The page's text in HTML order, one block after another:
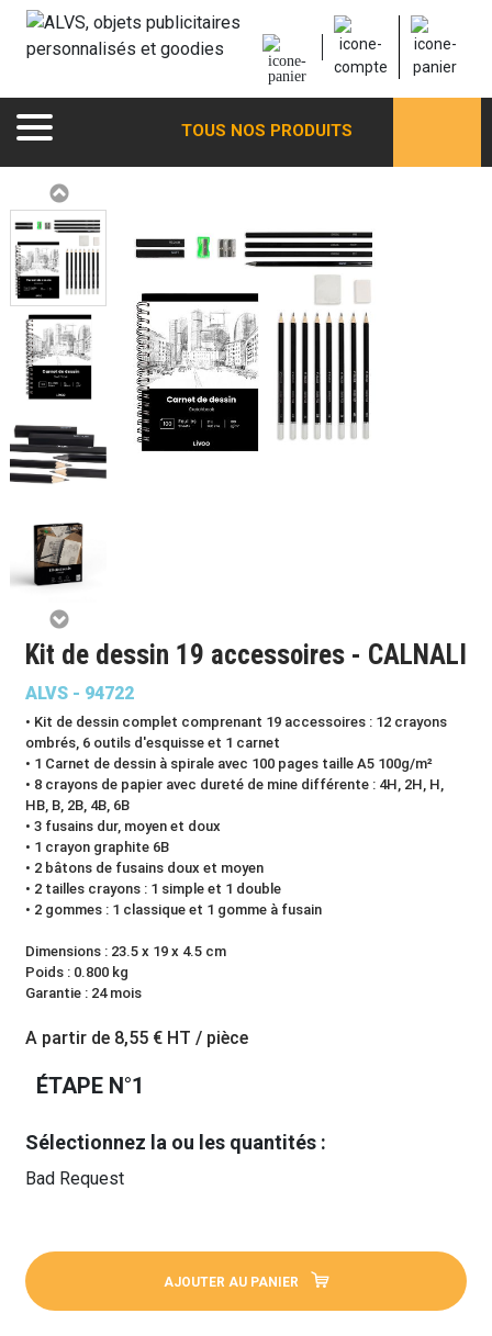
TOUS NOS PRODUITS
Kit de dessin 19 accessoires - CALNALI
ALVS - 94722
• Kit de dessin complet comprenant 19 accessoires : 12 crayons
ombrés, 6 outils d'esquisse et 1 carnet
• 1 Carnet de dessin à spirale avec 100 pages taille A5 100g/m²
• 8 crayons de papier avec dureté de mine différente : 4H, 2H, H,
HB, B, 2B, 4B, 6B
• 3 fusains dur, moyen et doux
• 1 crayon graphite 6B
• 2 bâtons de fusains doux et moyen
• 2 tailles crayons : 1 simple et 1 double
• 2 gommes : 1 classique et 1 gomme à fusain
Dimensions : 23.5 x 19 x 4.5 cm
Poids : 0.800 kg
Garantie : 24 mois
A partir de 8,55 € HT / pièce
ÉTAPE N°1
Sélectionnez la ou les quantités :
Bad Request
AJOUTER AU PANIER